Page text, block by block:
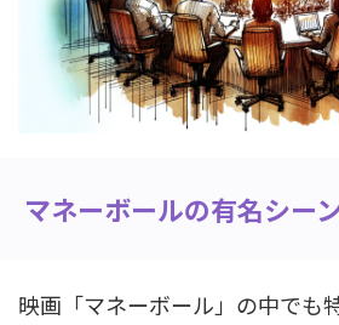
マネーボールの有名シー
映画「マネーボール」の中でも